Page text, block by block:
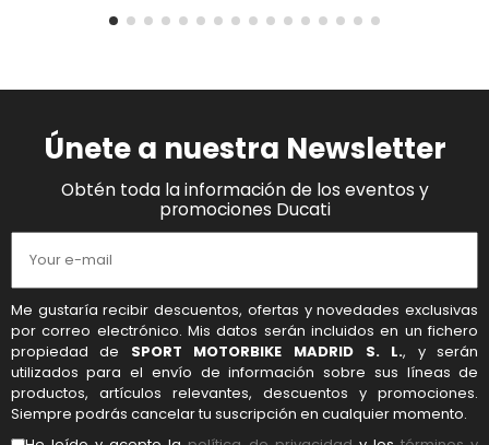
Únete a nuestra Newsletter
Obtén toda la información de los eventos y
promociones Ducati
Me gustaría recibir descuentos, ofertas y novedades exclusivas
por correo electrónico. Mis datos serán incluidos en un fichero
propiedad de SPORT MOTORBIKE MADRID S. L., y serán
utilizados para el envío de información sobre sus líneas de
productos, artículos relevantes, descuentos y promociones.
Siempre podrás cancelar tu suscripción en cualquier momento.